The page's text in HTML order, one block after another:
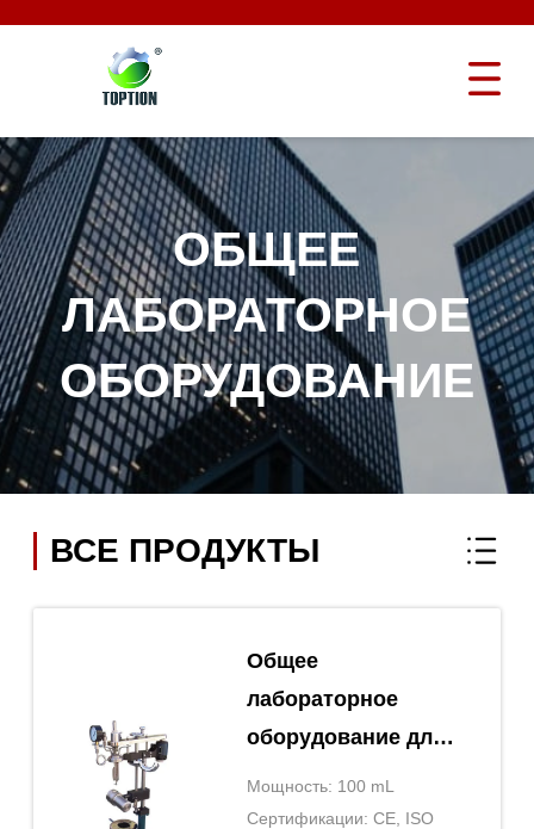
ОБЩЕЕ
ЛАБОРАТОРНОЕ
ОБОРУДОВАНИЕ
ВСЕ ПРОДУКТЫ
Общее
лабораторное
оборудование для
реакторов из
нержавеющей
Мощность: 100 mL
Сертификации: CE, ISO